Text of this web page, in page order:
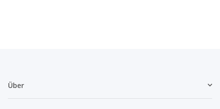
Über